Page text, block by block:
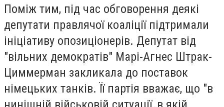
Поміж тим, під час обговорення деякі
депутати правлячої коаліції підтримали
ініціативу опозиціонерів. Депутат від
"вільних демократів" Марі-Агнес Штрак-
Циммерман закликала до поставок
німецьких танків. Її партія вважає, що "в